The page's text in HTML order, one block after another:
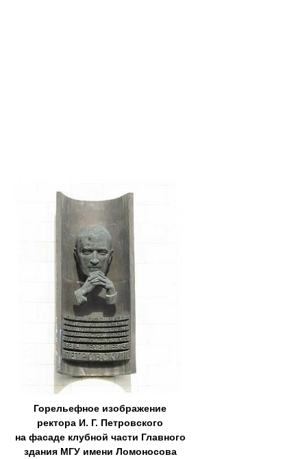
Горельефное изображение
ректора И. Г. Петровского
на фасаде клубной части Главного
здания МГУ имени Ломоносова